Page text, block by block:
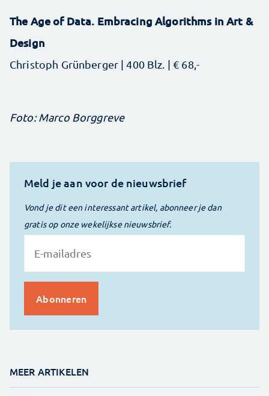
The Age of Data. Embracing Algorithms in Art &
Design
Christoph Grünberger | 400 Blz. | € 68,-
Foto: Marco Borggreve
Meld je aan voor de nieuwsbrief
Vond je dit een interessant artikel, abonneer je dan
gratis op onze wekelijkse nieuwsbrief.
MEER ARTIKELEN